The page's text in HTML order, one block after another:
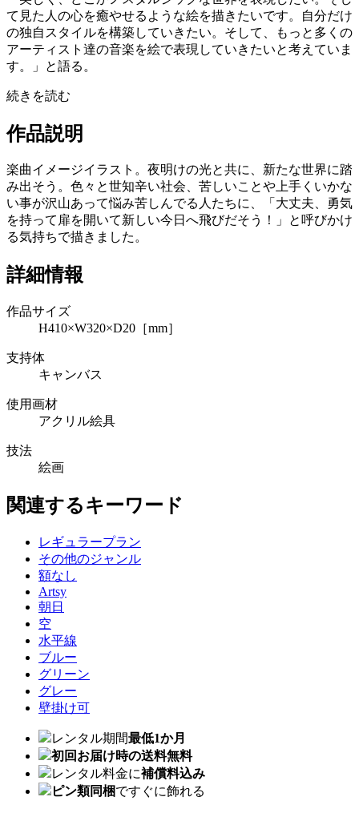
て見た人の心を癒やせるような絵を描きたいです。自分だけ
の独自スタイルを構築していきたい。そして、もっと多くの
アーティスト達の音楽を絵で表現していきたいと考えていま
す。」と語る。
続きを読む
作品説明
楽曲イメージイラスト。夜明けの光と共に、新たな世界に踏
み出そう。色々と世知辛い社会、苦しいことや上手くいかな
い事が沢山あって悩み苦しんでる人たちに、「大丈夫、勇気
を持って扉を開いて新しい今日へ飛びだそう！」と呼びかけ
る気持ちで描きました。
詳細情報
作品サイズ
H410×W320×D20［mm］
支持体
キャンバス
使用画材
アクリル絵具
技法
絵画
関連するキーワード
レギュラープラン
その他のジャンル
額なし
Artsy
朝日
空
水平線
ブルー
グリーン
グレー
壁掛け可
レンタル期間最低1か月
初回お届け時の送料無料
レンタル料金に補償料込み
ピン類同梱ですぐに飾れる